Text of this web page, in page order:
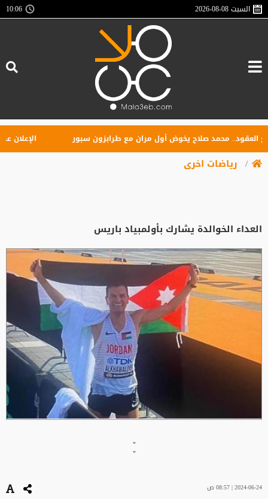
السبت2026-08-08
10:07
محمد صلاح يخوض أول مران مع طرابزون سبور الإعلان عن
رياضات اخرى
العداء الخوالدة يشارك بأولمبياد باريس
"
"
2024-06-24 | 08:57 ص